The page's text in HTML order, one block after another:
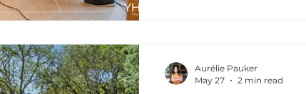
Aurélie Pauker
May 27
2 min read